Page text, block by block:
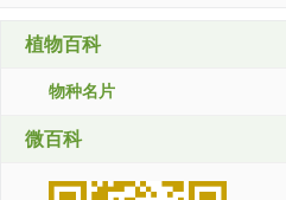
植物百科
物种名片
微百科